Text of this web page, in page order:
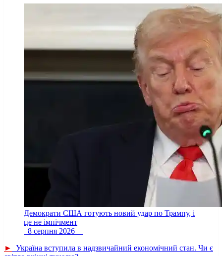
Демократи США готують новий удар по Трампу, і
це не імпічмент
8 серпня 2026
►
Україна вступила в надзвичайний економічний стан. Чи є